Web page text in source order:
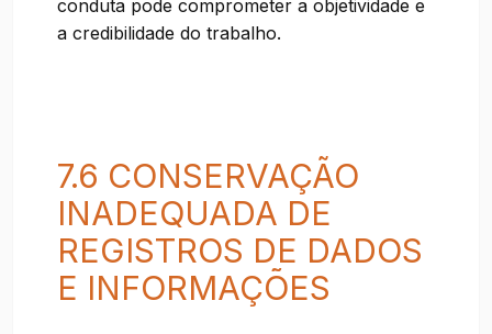
conduta pode comprometer a objetividade e
a credibilidade do trabalho.
7.6 CONSERVAÇÃO
INADEQUADA DE
REGISTROS DE DADOS
E INFORMAÇÕES